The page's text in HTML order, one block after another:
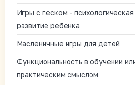
Игры с песком - психологическая
развитие ребенка
Масленичные игры для детей
Функциональность в обучении
практическим смыслом